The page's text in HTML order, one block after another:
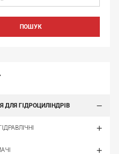
ПОШУК
ДЛЯ ГІДРОЦИЛІНДРІВ